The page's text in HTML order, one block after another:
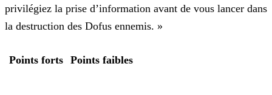
privilégiez la prise d’information avant de vous lancer dans
la destruction des Dofus ennemis. »
Points forts Points faibles